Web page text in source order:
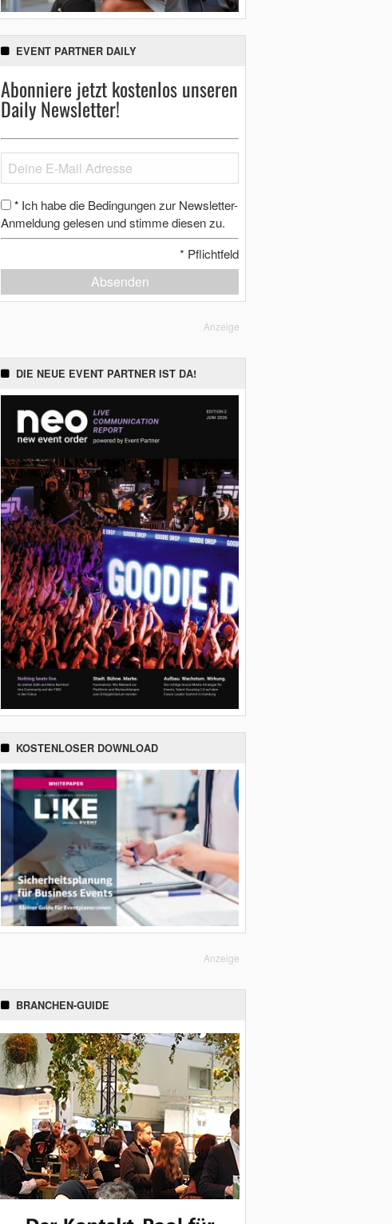
EVENT PARTNER DAILY
Abonniere jetzt kostenlos unseren
Daily Newsletter!
* Ich habe die Bedingungen zur Newsletter-
Anmeldung gelesen und stimme diesen zu.
* Pflichtfeld
Absenden
Anzeige
DIE NEUE EVENT PARTNER IST DA!
KOSTENLOSER DOWNLOAD
Anzeige
BRANCHEN-GUIDE